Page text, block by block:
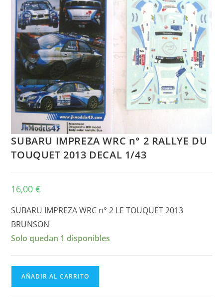
SUBARU IMPREZA WRC n° 2 RALLYE DU
TOUQUET 2013 DECAL 1/43
16,00€
SUBARU IMPREZA WRC n° 2 LE TOUQUET 2013
BRUNSON
Solo quedan 1 disponibles
SUBARU
AÑADIR AL CARRITO